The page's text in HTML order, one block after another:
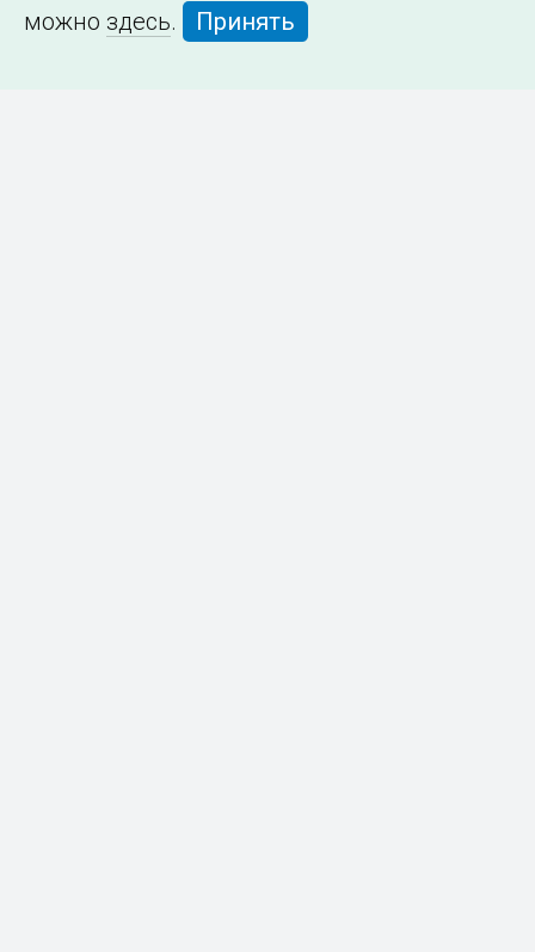
можно здесь. Принять